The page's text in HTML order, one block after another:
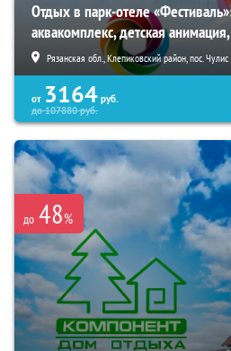
Отдых в парк-отеле
аквакомплекс, детская
Рязанская обл., Клепиковский район, пос. Чулис
от 3164 руб.
до107880руб.
до 48%